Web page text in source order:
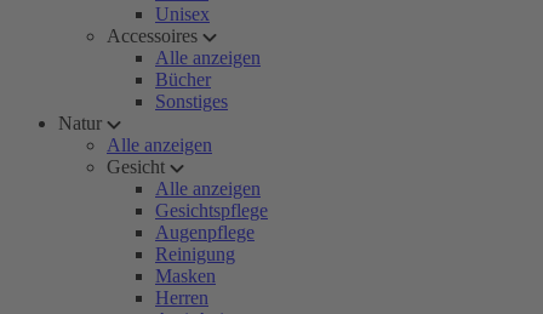
Unisex
Accessoires
Alle anzeigen
Bücher
Sonstiges
Natur
Alle anzeigen
Gesicht
Alle anzeigen
Gesichtspflege
Augenpflege
Reinigung
Masken
Herren